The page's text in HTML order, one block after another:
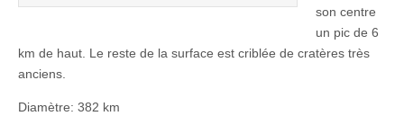
son centre
un pic de 6
km de haut. Le reste de la surface est criblée de cratères très
anciens.
Diamètre: 382 km